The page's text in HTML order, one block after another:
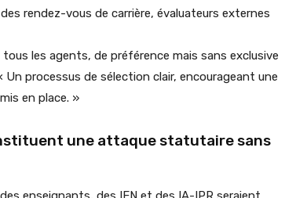
rendez-vous de carrière, évaluateurs externes
les agents, de préférence mais sans exclusive
processus de sélection clair, encourageant une
en place. »
une attaque statutaire sans